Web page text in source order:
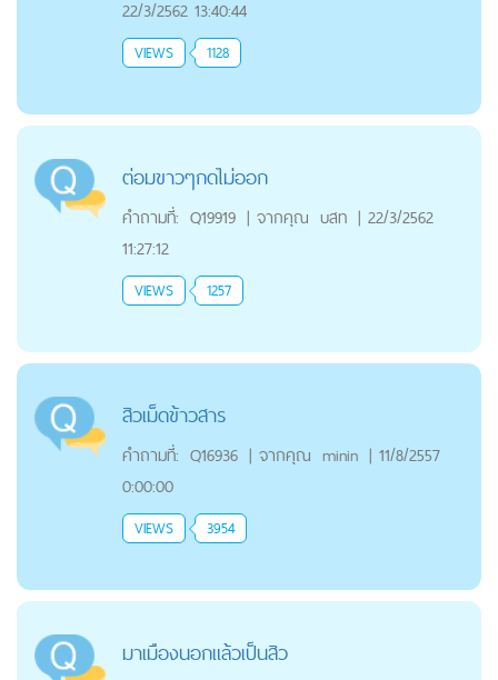
22/3/2562 13:40:44
VIEWS 1128
ต่อมขาวๆกดไม่ออก
คำถามที่: Q19919 | จากคุณ บสท | 22/3/2562
11:27:12
VIEWS 1257
สิวเม็ดข้าวสาร
คำถามที่: Q16936 | จากคุณ minin | 11/8/2557
0:00:00
VIEWS 3954
มาเมืองนอกแล้วเป็นสิว